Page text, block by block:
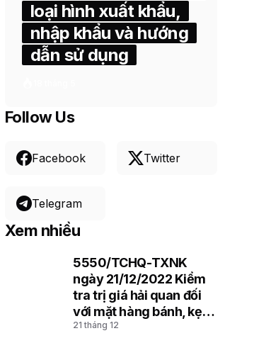
loại hình xuất khẩu,
nhập khẩu và hướng
dẫn sử dụng
Follow Us
Facebook Twitter
Telegram
Xem nhiều
5550/TCHQ-TXNK
ngày 21/12/2022 Kiểm
tra trị giá hải quan đối
với mặt hàng bánh, kẹo
nhập khẩu
21 tháng 12